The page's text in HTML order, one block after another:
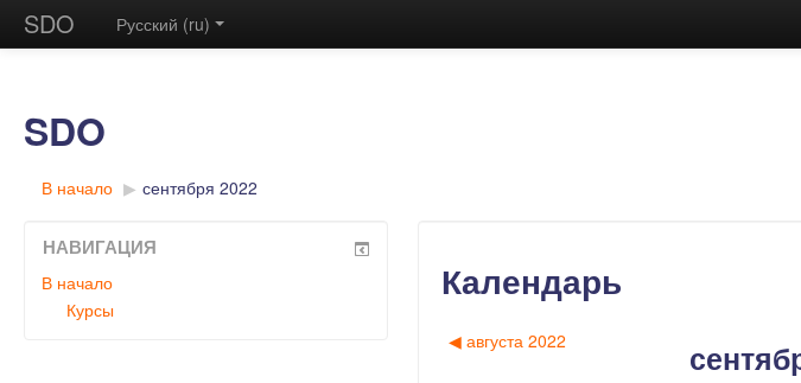
SDO Русский (ru)
SDO
В начало ▶︎ сентября 2022
Календарь
◀︎ августа 2022
НАВИГАЦИЯ
В начало
Курсы